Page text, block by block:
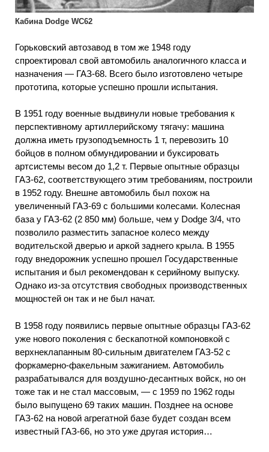
Кабина Dodge WC62
Горьковский автозавод в том же 1948 году
спроектировал свой автомобиль аналогичного класса и
назначения — ГАЗ-68. Всего было изготовлено четыре
прототипа, которые успешно прошли испытания.
В 1951 году военные выдвинули новые требования к
перспективному артиллерийскому тягачу: машина
должна иметь грузоподъемность 1 т, перевозить 10
бойцов в полном обмундировании и буксировать
артсистемы весом до 1,2 т. Первые опытные образцы
ГАЗ-62, соответствующего этим требованиям, построили
в 1952 году. Внешне автомобиль был похож на
увеличенный ГАЗ-69 с большими колесами. Колесная
база у ГАЗ-62 (2 850 мм) больше, чем у Dodge 3/4, что
позволило разместить запасное колесо между
водительской дверью и аркой заднего крыла. В 1955
году внедорожник успешно прошел Государственные
испытания и был рекомендован к серийному выпуску.
Однако из-за отсутствия свободных производственных
мощностей он так и не был начат.
В 1958 году появились первые опытные образцы ГАЗ-62
уже нового поколения с бескапотной компоновкой с
верхнеклапанным 80-сильным двигателем ГАЗ-52 с
форкамерно-факельным зажиганием. Автомобиль
разрабатывался для воздушно-десантных войск, но он
тоже так и не стал массовым, — с 1959 по 1962 годы
было выпущено 69 таких машин. Позднее на основе
ГАЗ-62 на новой агрегатной базе будет создан всем
известный ГАЗ-66, но это уже другая история…